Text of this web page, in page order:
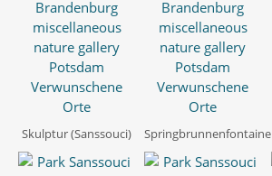
Skulptur (Sanssouci) Springbrunnenfontaine